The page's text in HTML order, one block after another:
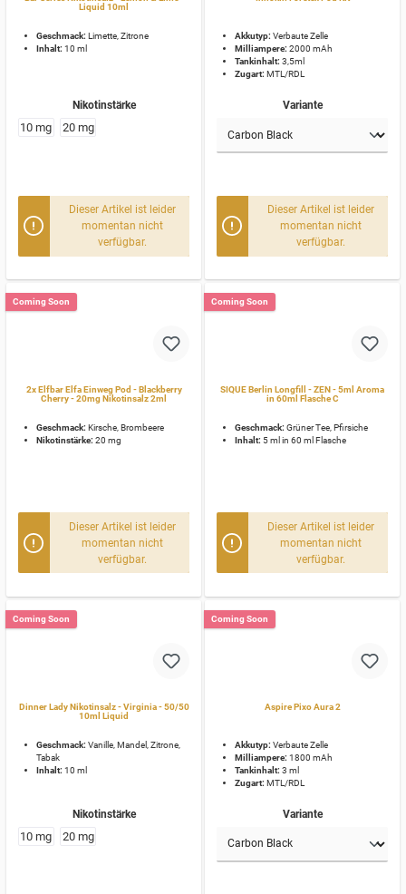
Liquid 10ml
Geschmack: Limette, Zitrone
Inhalt: 10 ml
Nikotinstärke
10 mg 20 mg
Dieser Artikel ist leider
momentan nicht
verfügbar.
Akkutyp: Verbaute Zelle
Milliampere: 2000 mAh
Tankinhalt: 3,5ml
Zugart: MTL/RDL
Variante
Dieser Artikel ist leider
momentan nicht
verfügbar.
Coming Soon
2x Elfbar Elfa Einweg Pod - Blackberry
Cherry - 20mg Nikotinsalz 2ml
Geschmack: Kirsche, Brombeere
Nikotinstärke: 20 mg
Dieser Artikel ist leider
momentan nicht
verfügbar.
Coming Soon
SIQUE Berlin Longfill - ZEN - 5ml Aroma
in 60ml Flasche C
Geschmack: Grüner Tee, Pfirsiche
Inhalt: 5 ml in 60 ml Flasche
Dieser Artikel ist leider
momentan nicht
verfügbar.
Coming Soon
Dinner Lady Nikotinsalz - Virginia - 50/50
10ml Liquid
Geschmack: Vanille, Mandel, Zitrone,
Tabak
Inhalt: 10 ml
Nikotinstärke
10 mg 20 mg
Coming Soon
Aspire Pixo Aura 2
Akkutyp: Verbaute Zelle
Milliampere: 1800 mAh
Tankinhalt: 3 ml
Zugart: MTL/RDL
Variante